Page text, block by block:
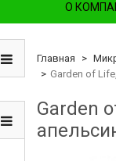
О
Главная
Garden of
Garden